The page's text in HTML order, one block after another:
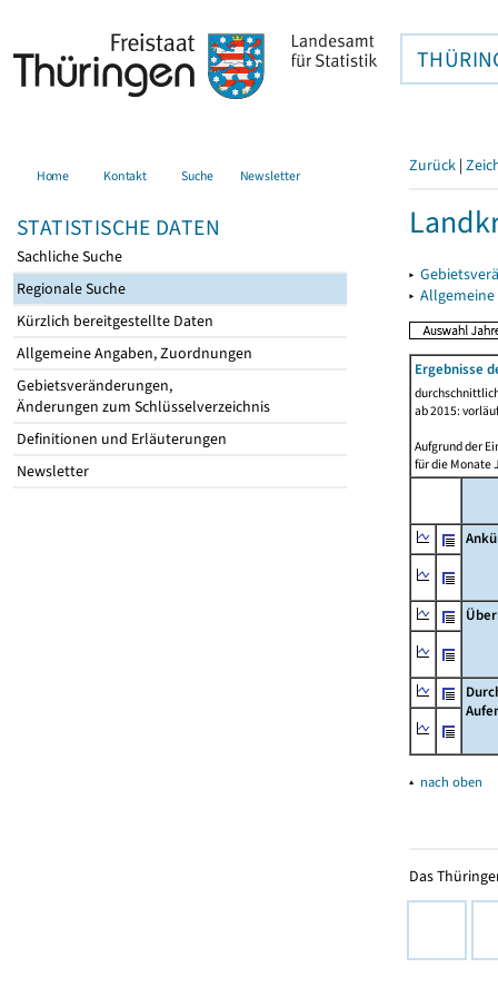
Home Kontakt Suche Newsletter
STATISTISCHE DATEN
Sachliche Suche
Regionale Suche
Kürzlich bereitgestellte Daten
Allgemeine Angaben, Zuordnungen
Gebietsveränderungen,
Änderungen zum Schlüsselverzeichnis
Definitionen und Erläuterungen
Newsletter
Zurück |
▸
▸
Ergebnisse
ab 2015:
Aufgrund der
für die Monate
▴ nach oben
Das